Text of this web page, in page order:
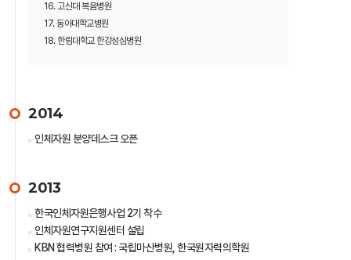
16. 고신대 복음병원
17. 동아대학교병원
18. 한림대학교 한강성심병원
2014
인체자원 분양데스크 오픈
2013
한국인체자원은행사업 2기 착수
인체자원연구지원센터 설립
KBN 협력병원 참여 : 국립마산병원, 한국원자력의학원